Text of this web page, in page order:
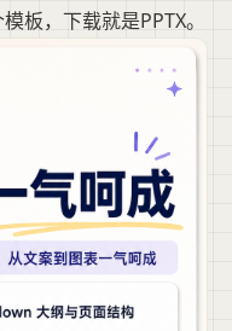
板，下载就是PPTX。